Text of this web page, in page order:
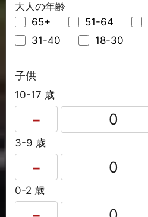
大人の年齢
65+
51-64
31-40
18-30
子供
10-17 歳
3-9 歳
0-2 歳